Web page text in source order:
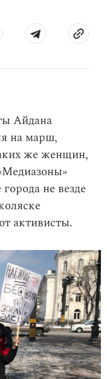
Айдана
на марш,
же женщин,
не везде
активисты.